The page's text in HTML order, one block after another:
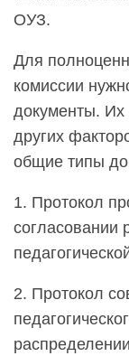
ОУЗ.
Для
комиссии
документы. Их
других
общие типы
1. Протокол
согласовании
2. Протокол